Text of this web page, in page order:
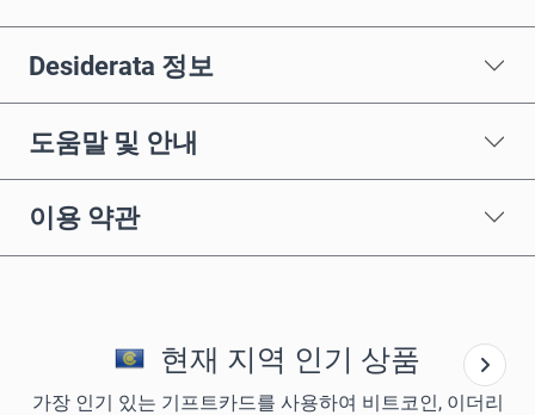
Desiderata 정보
도움말 및 안내
이용 약관
현재 지역 인기 상품
가장 인기 있는 기프트카드를 사용하여 비트코인, 이더리